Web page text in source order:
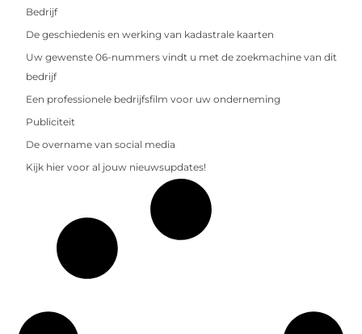
Bedrijf
De geschiedenis en werking van kadastrale kaarten
Uw gewenste 06-nummers vindt u met de zoekmachine van dit
bedrijf
Een professionele bedrijfsfilm voor uw onderneming
Publiciteit
De overname van social media
Kijk hier voor al jouw nieuwsupdates!